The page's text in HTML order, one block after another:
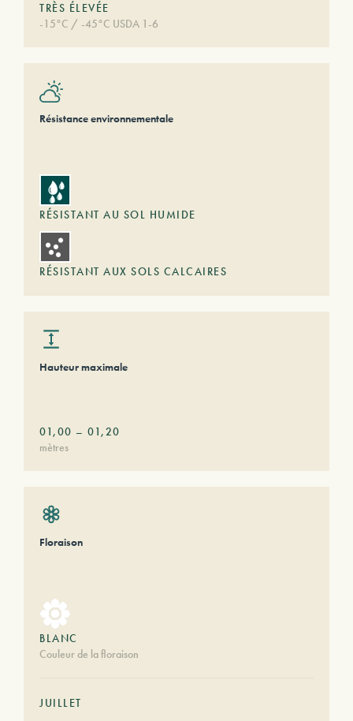
TRÈS ÉLEVÉE
-15°C / -45°C USDA 1-6
Résistance environnementale
RÉSISTANT AU SOL HUMIDE
RÉSISTANT AUX SOLS CALCAIRES
Hauteur maximale
01,00 – 01,20
mètres
Floraison
BLANC
Couleur de la floraison
JUILLET